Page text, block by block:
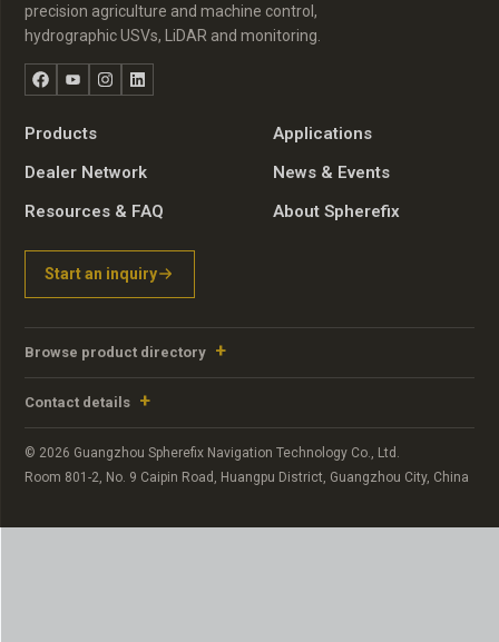
precision agriculture and machine control,
hydrographic USVs, LiDAR and monitoring.
FacebookYouTubeInstagram
LinkedIn
Products
Applications
Dealer Network
News & Events
Resources & FAQ
About Spherefix
Start an inquiry
Browse product directory
Contact details
© 2026 Guangzhou Spherefix Navigation Technology Co., Ltd.
Room 801-2, No. 9 Caipin Road, Huangpu District, Guangzhou City, China
Russian